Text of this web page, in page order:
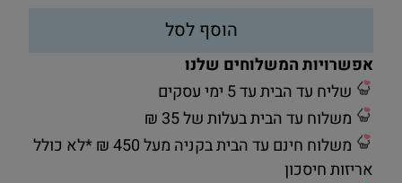
הוסף לסל
אפשרויות המשלוחים שלנו
שליח עד הבית עד 5 ימי עסקים
משלוח עד הבית בעלות של 35 ₪
משלוח חינם עד הבית בקניה מעל 450 ₪ *לא כולל
אריזות חיסכון